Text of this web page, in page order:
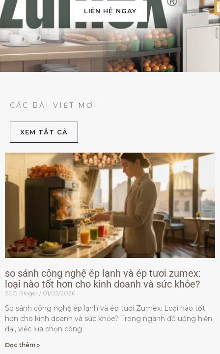
LIÊN HỆ NGAY
CÁC BÀI VIẾT MỚI
XEM TẮT CẢ
so sánh công nghệ ép lạnh và ép tươi zumex:
loại nào tốt hơn cho kinh doanh và sức khỏe?
SEO Bloger 01/05/2026
So sánh công nghệ ép lạnh và ép tươi Zumex: Loại nào tốt
hơn cho kinh doanh và sức khỏe? Trong ngành đồ uống hiện
đại, việc lựa chọn công
Đọc thêm »